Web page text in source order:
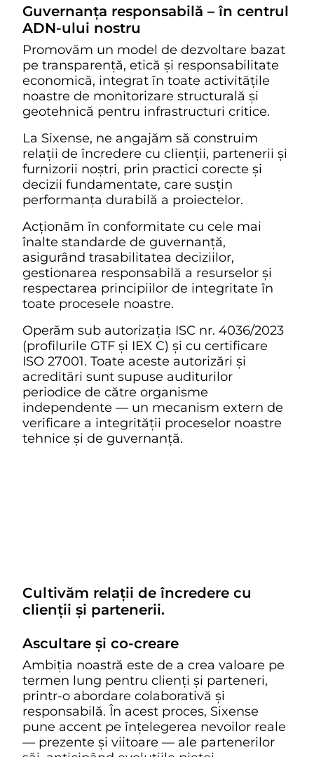
Guvernanța responsabilă – în centrul
ADN-ului nostru
Promovăm un model de dezvoltare bazat
pe transparență, etică și responsabilitate
economică, integrat în toate activitățile
noastre de monitorizare structurală și
geotehnică pentru infrastructuri critice.
La Sixense, ne angajăm să construim
relații de încredere cu clienții, partenerii și
furnizorii noștri, prin practici corecte și
decizii fundamentate, care susțin
performanța durabilă a proiectelor.
Acționăm în conformitate cu cele mai
înalte standarde de guvernanță,
asigurând trasabilitatea deciziilor,
gestionarea responsabilă a resurselor și
respectarea principiilor de integritate în
toate procesele noastre.
Operăm sub autorizația ISC nr. 4036/2023
(profilurile GTF și IEX C) și cu certificare
ISO 27001. Toate aceste autorizări și
acreditări sunt supuse auditurilor
periodice de către organisme
independente — un mecanism extern de
verificare a integrității proceselor noastre
tehnice și de guvernanță.
Cultivăm relații de încredere cu
clienții și partenerii.
Ascultare și co-creare
Ambiția noastră este de a crea valoare pe
termen lung pentru clienți și parteneri,
printr-o abordare colaborativă și
responsabilă. În acest proces, Sixense
pune accent pe înțelegerea nevoilor reale
— prezente și viitoare — ale partenerilor